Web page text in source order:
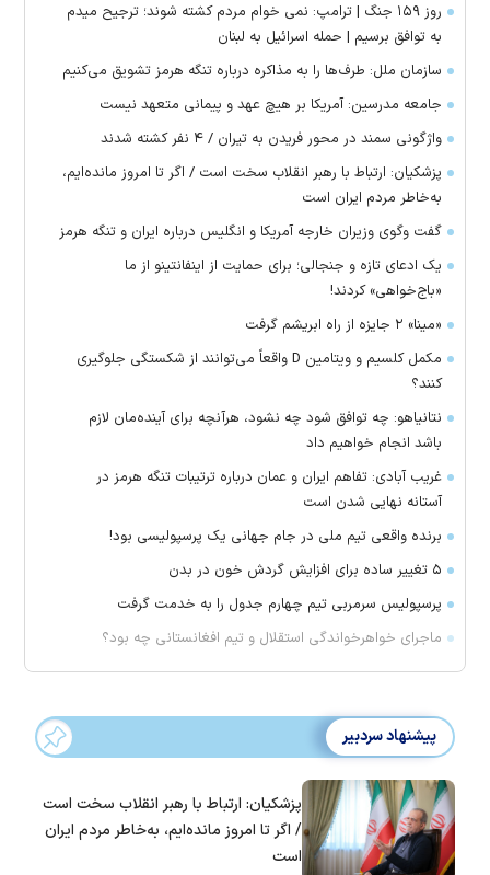
روز ۱۵۹ جنگ | ترامپ: نمی خوام مردم کشته شوند؛ ترجیح میدم
به توافق برسیم | حمله اسرائیل به لبنان
سازمان ملل: طرف‌ها را به مذاکره درباره تنگه هرمز تشویق می‌کنیم
جامعه مدرسین: آمریکا بر هیچ عهد و پیمانی متعهد نیست
واژگونی سمند در محور فریدن به تیران / ۴ نفر کشته شدند
پزشکیان: ارتباط با رهبر انقلاب سخت است / اگر تا امروز مانده‌ایم،
به‌خاطر مردم ایران است
گفت وگوی وزیران خارجه آمریکا و انگلیس درباره ایران و تنگه هرمز
یک ادعای تازه و جنجالی؛ برای حمایت از اینفانتینو از ما
«باج‌خواهی» کردند!
«مینا» ۲ جایزه از راه ابریشم گرفت
مکمل کلسیم و ویتامین D واقعاً می‌توانند از شکستگی جلوگیری
کنند؟
نتانیاهو: چه توافق شود چه نشود، هرآنچه برای آینده‌مان لازم
باشد انجام خواهیم داد
غریب آبادی: تفاهم ایران و عمان درباره ترتیبات تنگه هرمز در
آستانه نهایی شدن است
برنده واقعی تیم ملی در جام جهانی یک پرسپولیسی بود!
۵ تغییر ساده برای افزایش گردش خون در بدن
پرسپولیس سرمربی تیم چهارم جدول را به خدمت گرفت
ماجرای خواهرخواندگی استقلال و تیم افغانستانی چه بود؟
پیشنهاد سردبیر
پزشکیان: ارتباط با رهبر انقلاب سخت است
/ اگر تا امروز مانده‌ایم، به‌خاطر مردم ایران
است